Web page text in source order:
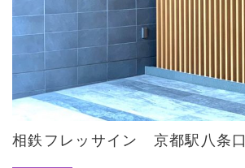
相鉄フレッサイン 京都駅八条口